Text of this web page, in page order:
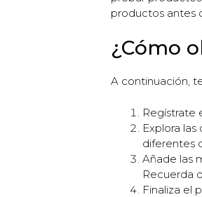
productos antes
¿Cómo
A continuación,
Regístrate
Explora
diferentes
Añade las
Recuerda
Finaliza el